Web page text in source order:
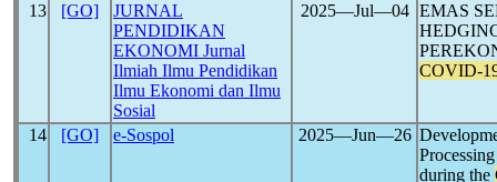
13 [GO]
JURNAL
PENDIDIKAN
EKONOMI Jurnal
Ilmiah Ilmu Pendidikan
Ilmu Ekonomi dan Ilmu
Sosial
2025―Jul―04 EMAS
COVID-
14 [GO] e-Sospol 2025―Jun―26
during the